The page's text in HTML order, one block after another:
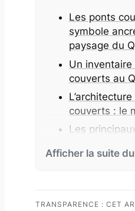
Les ponts
symbole
paysage du
Un
couverts au
couverts : le
Les
Gaspésie
Afficher la suite
TRANSPARENCE : CET